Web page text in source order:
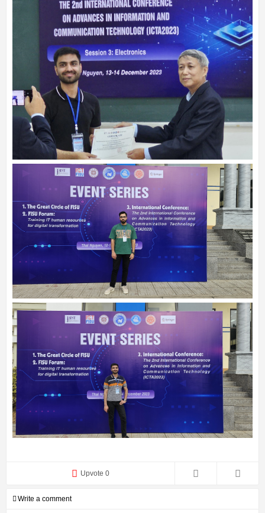
Upvote 0
Write a comment